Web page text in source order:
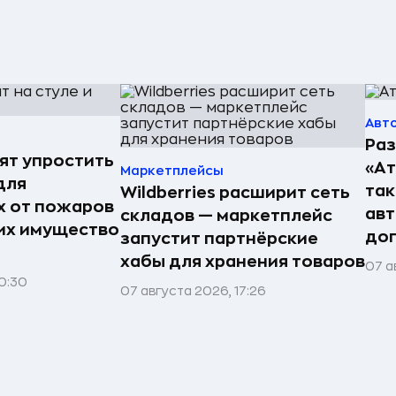
упростить
от пожаров
имущество
Маркетплейсы
Wildberries расширит сеть
складов — маркетплейс
запустит партнёрские
хабы для хранения товаров
07 августа 2026, 17:26
07